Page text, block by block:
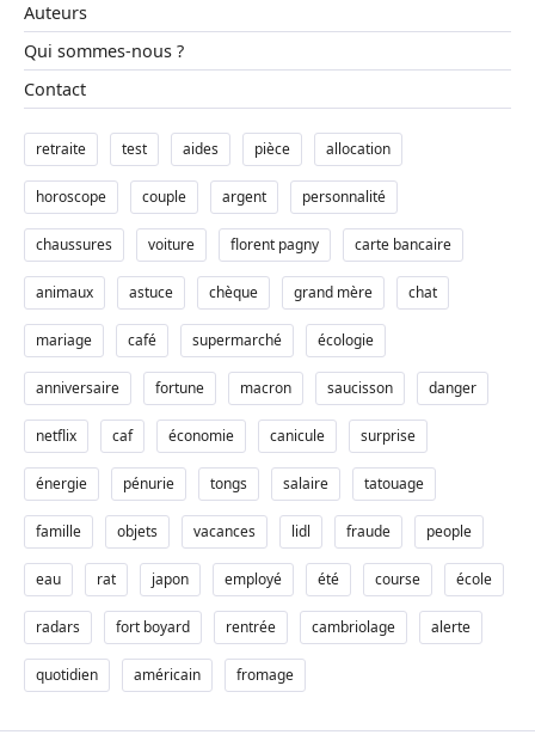
Auteurs
Qui sommes-nous ?
Contact
retraite test aides pièce allocation
horoscope couple argent personnalité
chaussures voiture florent pagny carte bancaire
animaux astuce chèque grand mère chat
mariage café supermarché écologie
anniversaire fortune macron saucisson danger
netflix caf économie canicule surprise
énergie pénurie tongs salaire tatouage
famille objets vacances lidl fraude people
eau rat japon employé été course école
radars fort boyard rentrée cambriolage alerte
quotidien américain fromage